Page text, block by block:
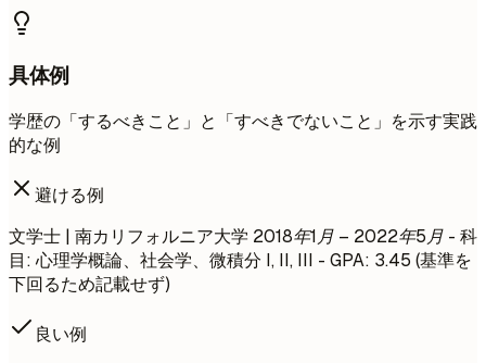
具体例
学歴の「するべきこと」と「すべきでないこと」を示す実践
的な例
避ける例
文学士 | 南カリフォルニア大学 2018年1月 – 2022年5月 - 科
目: 心理学概論、社会学、微積分 I, II, III - GPA: 3.45 (基準を
下回るため記載せず)
良い例